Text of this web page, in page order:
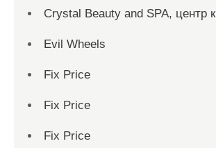
Crystal Beauty and SPA, центр
Evil Wheels
Fix Price
Fix Price
Fix Price